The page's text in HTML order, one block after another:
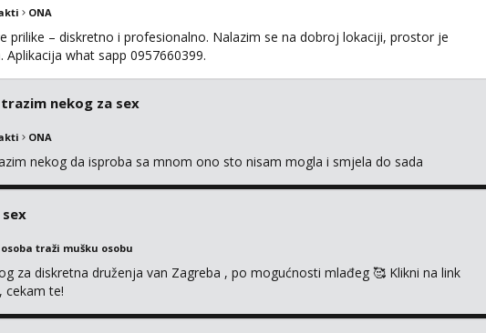
ONA
prilike – diskretno i profesionalno. Nalazim se na dobroj lokaciji, prostor je
Aplikacija what sapp 0957660399.
nekog za sex
ONA
nekog da isproba sa mnom ono sto nisam mogla i smjela do sada
traži mušku osobu
za diskretna druženja van Zagreba , po mogućnosti mlađeg 🥰 Klikni na link
cekam te!